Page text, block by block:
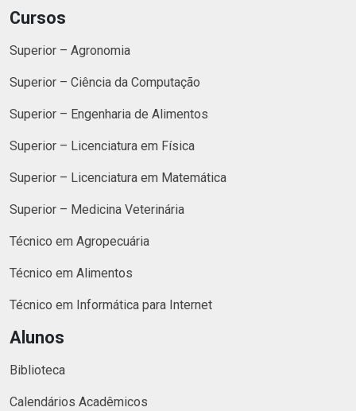
Cursos
Superior – Agronomia
Superior – Ciência da Computação
Superior – Engenharia de Alimentos
Superior – Licenciatura em Física
Superior – Licenciatura em Matemática
Superior – Medicina Veterinária
Técnico em Agropecuária
Técnico em Alimentos
Técnico em Informática para Internet
Alunos
Biblioteca
Calendários Acadêmicos